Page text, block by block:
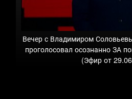
Вечер с Владимиром
проголосовал осознанно ЗА
(Эфир от